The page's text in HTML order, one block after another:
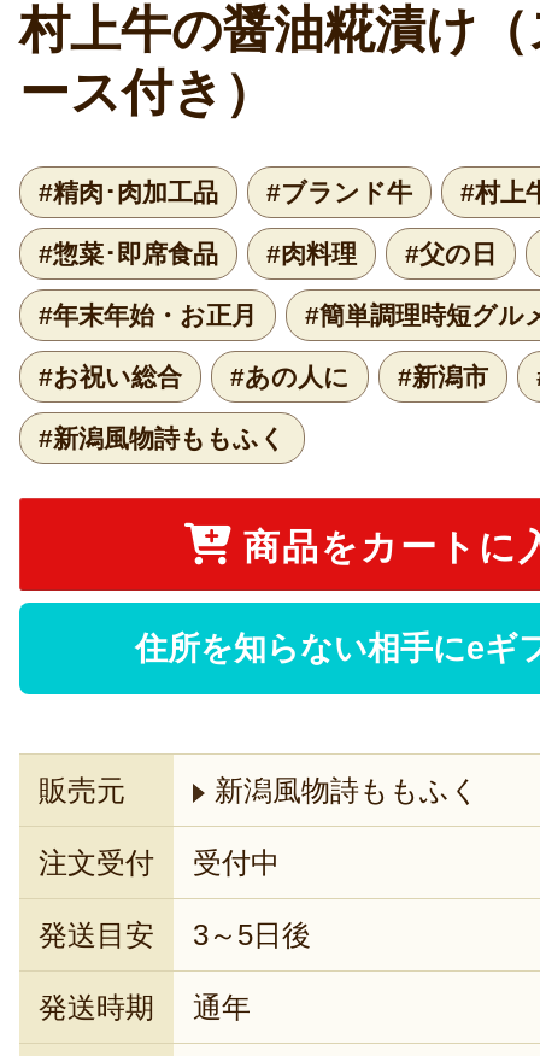
村上牛の醤油糀漬け
ース付き）
#精肉･肉加工品 #ブランド牛 #村上
#惣菜･即席食品 #肉料理 #父の日
#年末年始・お正月 #簡単調理時短グル
#お祝い総合 #あの人に #新潟市
#新潟風物詩ももふく
商品をカートに
住所を知らない相手にeギ
販売元 新潟風物詩ももふく
注文受付 受付中
発送目安 3～5日後
発送時期 通年